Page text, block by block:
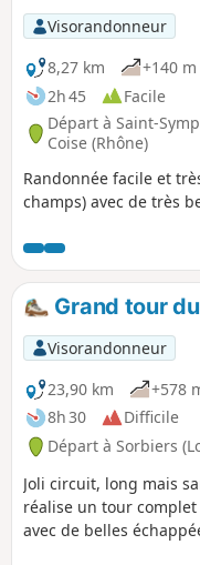
Visorandonneur
8,27 km
+140 m
2h 45
Facile
Départ à Saint-
Coise (Rhône)
Randonnée facile et
champs) avec de très
Grand tour
Visorandonneur
23,90 km
+578
8h 30
Difficile
Départ à Sorbiers
Joli circuit, long mais
réalise un tour complet
avec de belles